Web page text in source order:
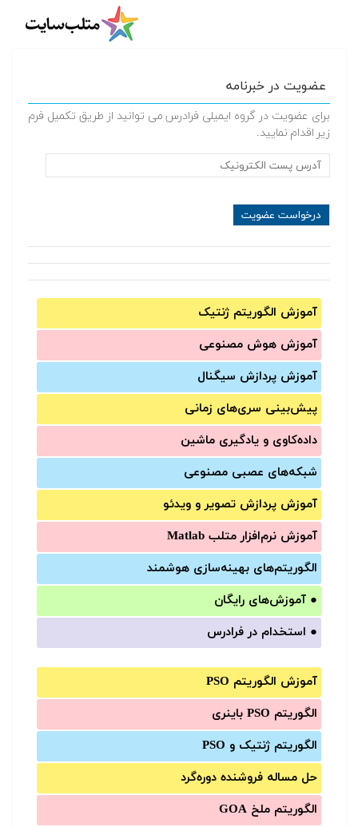
عضویت در خبرنامه
برای عضویت در گروه ایمیلی فرادرس می توانید از طریق تکمیل فرم
زیر اقدام نمایید.
آموزش الگوریتم ژنتیک
آموزش‌ هوش مصنوعی
آموزش‌ پردازش سیگنال
پیش‌‌بینی سری‌‌های زمانی
داده‌کاوی و یادگیری ماشین
شبکه‌های عصبی مصنوعی
آموزش‌ پردازش تصویر و ویدئو
آموزش‌ نرم‌افزار متلب Matlab
الگوریتم‌های بهینه‌سازی هوشمند
● آموزش‌های رایگان
● استخدام در فرادرس
آموزش الگوریتم PSO
الگوریتم PSO باینری
الگوریتم ژنتیک و PSO
حل مساله فروشنده دوره‌گرد
الگوریتم ملخ GOA